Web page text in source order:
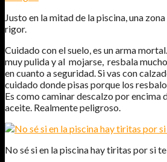
Justo en la mitad de la piscina, una
rigor.
Cuidado con el suelo, es un arma
muy pulida y al mojarse, resbala
en cuanto a seguridad. Si vas con
cuidado donde pisas porque los
Es como caminar descalzo por encima
aceite. Realmente peligroso.
No sé si en la piscina hay tiritas por si